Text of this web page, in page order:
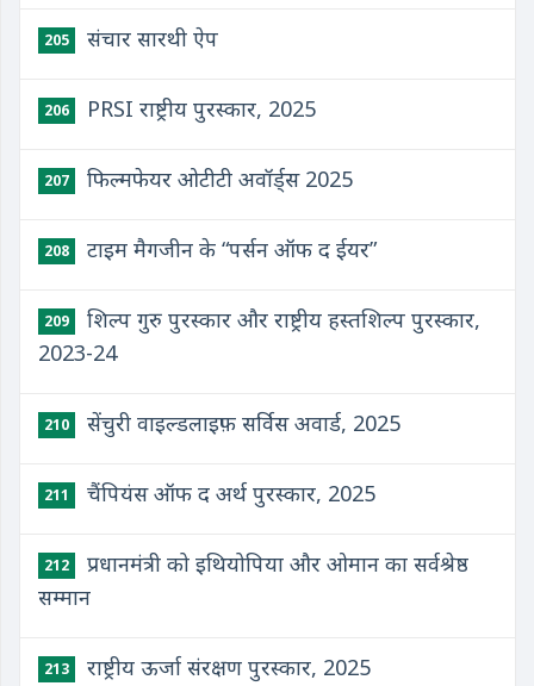
205 संचार सारथी ऐप
206 PRSI राष्ट्रीय पुरस्कार, 2025
207 फिल्मफेयर ओटीटी अवॉर्ड्स 2025
208 टाइम मैगजीन के “पर्सन ऑफ द ईयर”
209
शिल्प गुरु पुरस्कार और राष्ट्रीय हस्तशिल्प पुरस्कार,
2023-24
210 सेंचुरी वाइल्डलाइफ़ सर्विस अवार्ड, 2025
211 चैंपियंस ऑफ द अर्थ पुरस्कार, 2025
212
प्रधानमंत्री को इथियोपिया और ओमान का सर्वश्रेष्ठ
सम्मान
213 राष्ट्रीय ऊर्जा संरक्षण पुरस्कार, 2025